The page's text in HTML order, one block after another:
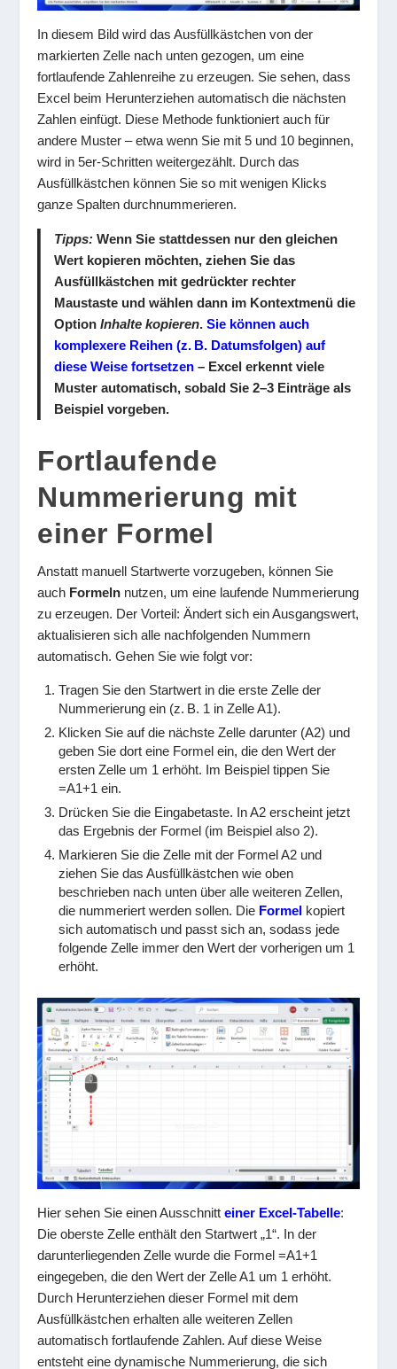
In diesem Bild wird das Ausfüllkästchen von der
markierten Zelle nach unten gezogen, um eine
fortlaufende Zahlenreihe zu erzeugen. Sie sehen, dass
Excel beim Herunterziehen automatisch die nächsten
Zahlen einfügt. Diese Methode funktioniert auch für
andere Muster – etwa wenn Sie mit 5 und 10 beginnen,
wird in 5er-Schritten weitergezählt. Durch das
Ausfüllkästchen können Sie so mit wenigen Klicks
ganze Spalten durchnummerieren.
Tipps: Wenn Sie stattdessen nur den gleichen
Wert kopieren möchten, ziehen Sie das
Ausfüllkästchen mit gedrückter rechter
Maustaste und wählen dann im Kontextmenü die
OptionInhalte kopieren.Sie können auch
komplexere Reihen (z. B. Datumsfolgen) auf
diese Weise fortsetzen – Excel erkennt viele
Muster automatisch, sobald Sie 2–3 Einträge als
Beispiel vorgeben.
Fortlaufende
Nummerierung mit
einer Formel
Anstatt manuell Startwerte vorzugeben, können Sie
auch Formeln nutzen, um eine laufende Nummerierung
zu erzeugen. Der Vorteil: Ändert sich ein Ausgangswert,
aktualisieren sich alle nachfolgenden Nummern
automatisch. Gehen Sie wie folgt vor:
Tragen Sie den Startwert in die erste Zelle der
Nummerierung ein (z. B. 1 in Zelle A1).
Klicken Sie auf die nächste Zelle darunter (A2) und
geben Sie dort eine Formel ein, die den Wert der
ersten Zelle um 1 erhöht. Im Beispiel tippen Sie
=A1+1 ein.
Drücken Sie die Eingabetaste. In A2 erscheint jetzt
das Ergebnis der Formel (im Beispiel also2).
Markieren Sie die Zelle mit der Formel A2 und
ziehen Sie das Ausfüllkästchen wie oben
beschrieben nach unten über alle weiteren Zellen,
die nummeriert werden sollen. Die Formel kopiert
sich automatisch und passt sich an, sodass jede
folgende Zelle immer den Wert der vorherigen um 1
erhöht.
Hier sehen Sie einen Ausschnitteiner Excel-Tabelle:
Die oberste Zelle enthält den Startwert „1“. In der
darunterliegenden Zelle wurde die Formel=A1+1
eingegeben, die den Wert der Zelle A1 um 1 erhöht.
Durch Herunterziehen dieser Formel mit dem
Ausfüllkästchen erhalten alle weiteren Zellen
automatisch fortlaufende Zahlen. Auf diese Weise
entsteht eine dynamische Nummerierung, die sich